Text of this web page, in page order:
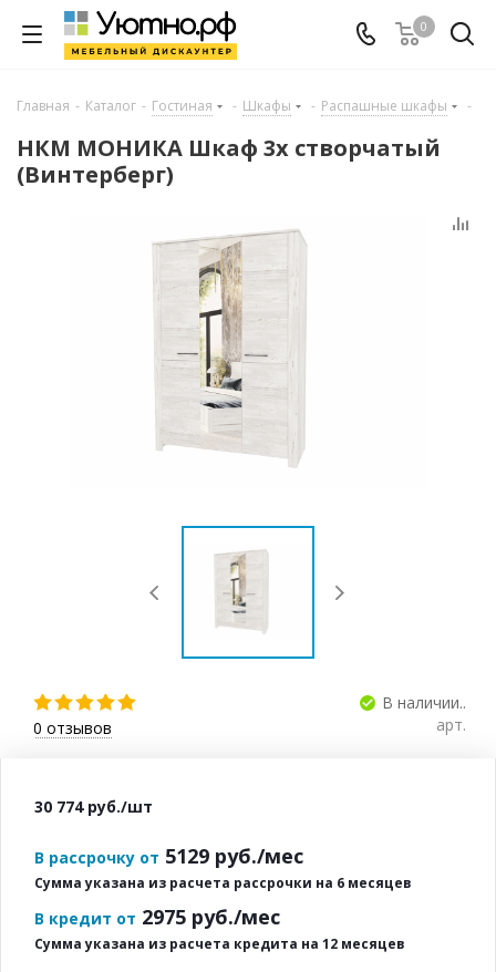
0
Главная - Каталог - Гостиная - Шкафы - Распашные шкафы -
НКМ МОНИКА Шкаф 3х створчатый
(Винтерберг)
0 отзывов
В наличии..
арт.
30 774руб./шт
В рассрочку от 5129 руб./мес
Сумма указана из расчета рассрочки на 6 месяцев
В кредит от 2975 руб./мес
Сумма указана из расчета кредита на 12 месяцев